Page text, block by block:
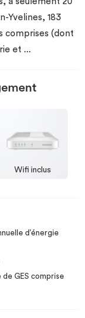
Yvelines, 183
comprises (dont
et ...
Wifi inclus
d’énergie
de GES comprise